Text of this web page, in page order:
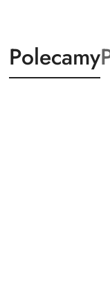
Produkty
o
Polecamy
o